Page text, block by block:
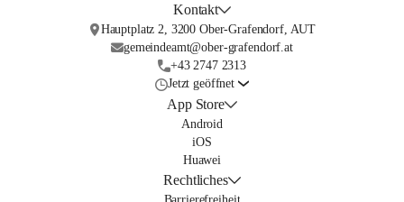
Kontakt
Hauptplatz 2, 3200 Ober-Grafendorf, AUT
gemeindeamt@ober-grafendorf.at
+43 2747 2313
Jetzt geöffnet
App Store
Android
iOS
Huawei
Rechtliches